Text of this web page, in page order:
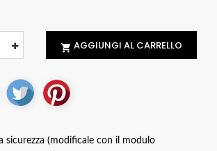
 AGGIUNGI AL CARRELLO
sicurezza (modificale con il modulo